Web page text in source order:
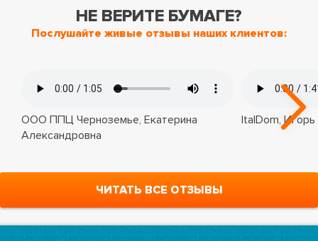
НЕ ВЕРИТЕ БУМАГЕ?
Послушайте живые отзывы наших клиентов:
ООО ППЦ Черноземье, Екатерина
Александровна
ItalDom, Игорь
ЧИТАТЬ ВСЕ ОТЗЫВЫ